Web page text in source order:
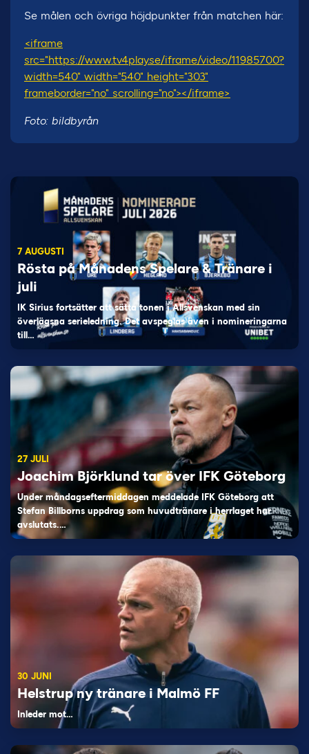
Se målen och övriga höjdpunkter från matchen här:
<iframe
src="https://www.tv4play.se/iframe/video/11985700?
width=540" width="540" height="303"
frameborder="no" scrolling="no"></iframe>
Foto: bildbyrån
7 AUGUSTI
Rösta på Månadens Spelare & Tränare i
juli
IK Sirius fortsätter att sätta tonen i Allsvenskan med sin
överlägsna serieledning. Det avspeglas även i nomineringarna
till…
27 JULI
Joachim Björklund tar över IFK Göteborg
Under måndagseftermiddagen meddelade IFK Göteborg att
Stefan Billborns uppdrag som huvudtränare i herrlaget har
avslutats.…
30 JUNI
Helstrup ny tränare i Malmö FF
Inleder mot…